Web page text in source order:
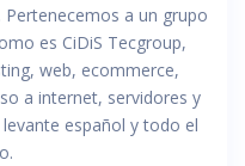
a un grupo
es CiDiS Tecgroup,
web, ecommerce,
a internet, servidores y
español y todo el